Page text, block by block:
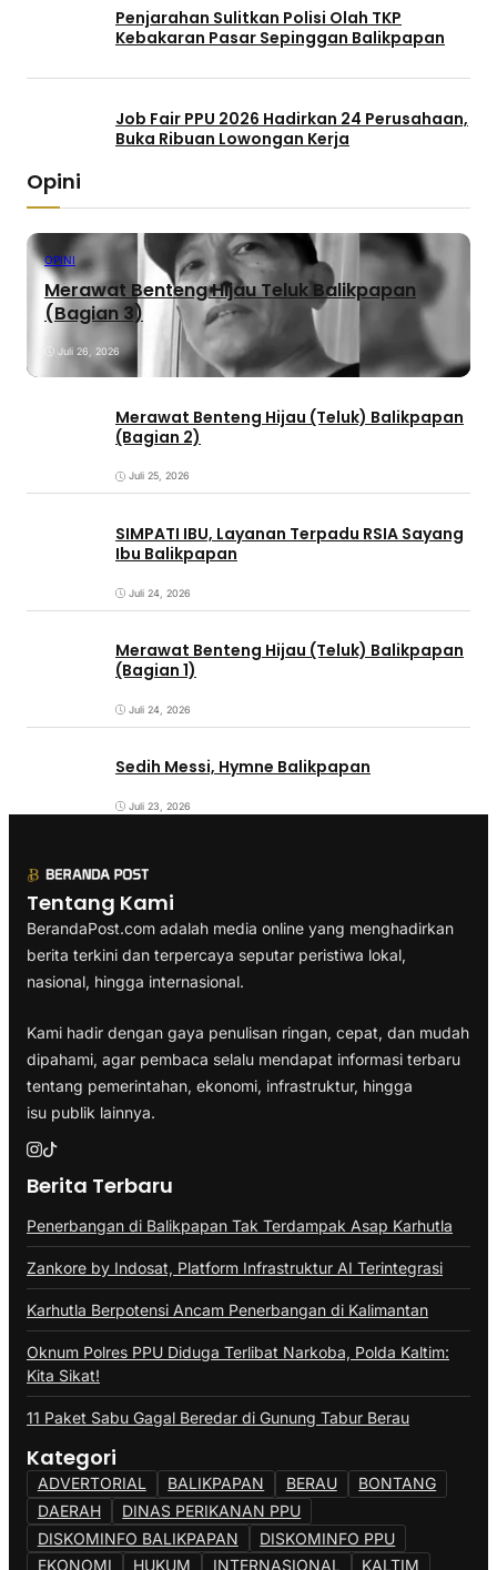
Penjarahan Sulitkan Polisi Olah TKP
Kebakaran Pasar Sepinggan Balikpapan
Job Fair PPU 2026 Hadirkan 24 Perusahaan,
Buka Ribuan Lowongan Kerja
Opini
OPINI
Merawat Benteng Hijau Teluk Balikpapan
(Bagian 3)
Juli 26, 2026
Merawat Benteng Hijau (Teluk) Balikpapan
(Bagian 2)
Juli 25, 2026
SIMPATI IBU, Layanan Terpadu RSIA Sayang
Ibu Balikpapan
Juli 24, 2026
Merawat Benteng Hijau (Teluk) Balikpapan
(Bagian 1)
Juli 24, 2026
Sedih Messi, Hymne Balikpapan
Juli 23, 2026
Tentang Kami
BerandaPost.com adalah media online yang menghadirkan
berita terkini dan terpercaya seputar peristiwa lokal,
nasional, hingga internasional.
Kami hadir dengan gaya penulisan ringan, cepat, dan mudah
dipahami, agar pembaca selalu mendapat informasi terbaru
tentang pemerintahan, ekonomi, infrastruktur, hingga
isu publik lainnya.
Berita Terbaru
Penerbangan di Balikpapan Tak Terdampak Asap Karhutla
Zankore by Indosat, Platform Infrastruktur AI Terintegrasi
Karhutla Berpotensi Ancam Penerbangan di Kalimantan
Oknum Polres PPU Diduga Terlibat Narkoba, Polda Kaltim:
Kita Sikat!
11 Paket Sabu Gagal Beredar di Gunung Tabur Berau
Kategori
ADVERTORIAL BALIKPAPAN BERAU
BONTANG
DAERAH
DINAS PERIKANAN PPU
DISKOMINFO BALIKPAPAN
DISKOMINFO PPU
EKONOMI
HUKUM INTERNASIONAL KALTIM